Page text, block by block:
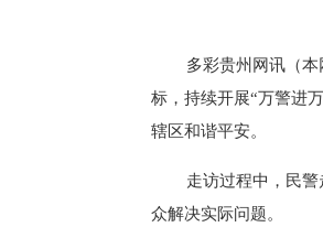
多彩贵州网讯（
标，持续开展“万警进
辖区和谐平安。
走访过程中，民
众解决实际问题。